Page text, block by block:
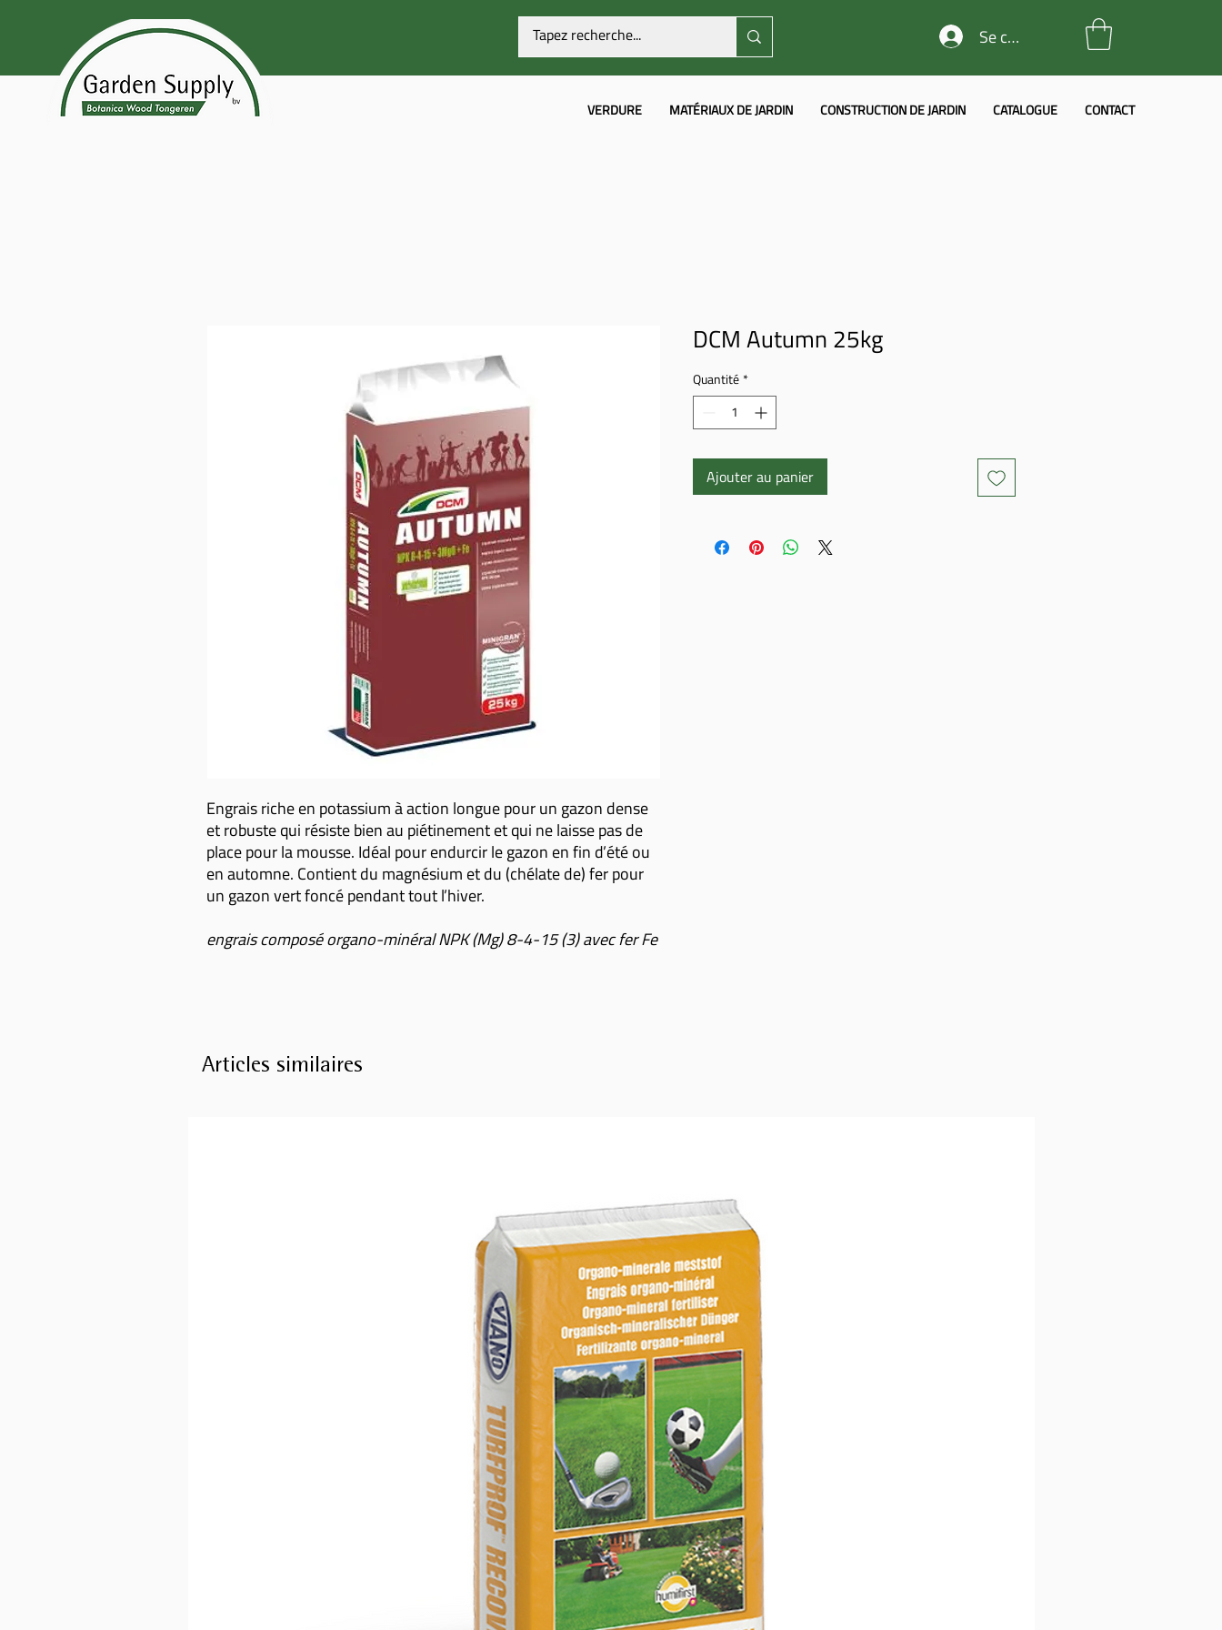
Se connecter
VERDURE MATÉRIAUX DE JARDIN CONSTRUCTION DE JARDIN CATALOGUE CONTACT
Engrais riche en potassium à action longue pour un gazon dense
et robuste qui résiste bien au piétinement et qui ne laisse pas de
place pour la mousse. Idéal pour endurcir le gazon en fin d’été ou
en automne. Contient du magnésium et du (chélate de) fer pour
un gazon vert foncé pendant tout l’hiver.
engrais composé organo-minéral NPK (Mg) 8-4-15 (3) avec fer Fe
DCM Autumn 25kg
Quantité*
Ajouter au panier
Articles similaires